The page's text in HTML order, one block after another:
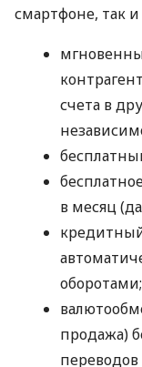
смартфоне, так
счета в
в месяц
оборотами;
продажа)
переводов